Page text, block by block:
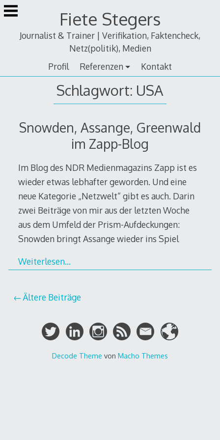
Zum
Inhalt
Fiete Stegers
Journalist & Trainer | Verifikation, Faktencheck,
Netz(politik), Medien
Profil
Referenzen Kontakt
Schlagwort: USA
Snowden, Assange, Greenwald
im Zapp-Blog
Im Blog des NDR Medienmagazins Zapp ist es
wieder etwas lebhafter geworden. Und eine
neue Kategorie „Netzwelt“ gibt es auch. Darin
zwei Beiträge von mir aus der letzten Woche
aus dem Umfeld der Prism-Aufdeckungen:
Snowden bringt Assange wieder ins Spiel
Weiterlesen…
Beitragsnavigation
Ältere Beiträge
Decode Theme von Macho Themes